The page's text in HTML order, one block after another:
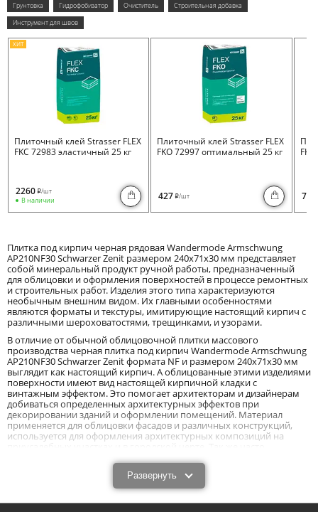
Грунтовка
Гидрофобизатор Очиститель
Строительная добавка
Инструмент для швов
ХИТ
Плиточный клей Strasser FLEX
FKC 72983 эластичный 25 кг
2260 i/шт
В наличии
Плиточный клей Strasser FLEX
FKO 72997 оптимальный 25 кг
427 i/шт 730
Плитка под кирпич черная рядовая Wandermode Armschwung
AP210NF30 Schwarzer Zenit размером 240x71x30 мм представляет
собой минеральный продукт ручной работы, предназначенный
для облицовки и оформления поверхностей в процессе ремонтных
и строительных работ. Изделия этого типа характеризуются
необычным внешним видом. Их главными особенностями
являются форматы и текстуры, имитирующие настоящий кирпич с
различными шероховатостями, трещинками, и узорами.
В отличие от обычной облицовочной плитки массового
производства черная плитка под кирпич Wandermode Armschwung
AP210NF30 Schwarzer Zenit формата NF и размером 240x71x30 мм
выглядит как настоящий кирпич. А облицованные этими изделиями
поверхности имеют вид настоящей кирпичной кладки с
винтажным эффектом. Это помогает архитекторам и дизайнерам
добиваться определенных архитектурных эффектов при
декорировании зданий и оформлении помещений. Материал
применяется для облицовки фасадов и различных конструкций,
используется для оформления архитектурных композиций на
применяется он и в современных интерьерах.
Особенности и характеристики плитки под
кирпич (рядовой элемент) Wandermode
Развернуть